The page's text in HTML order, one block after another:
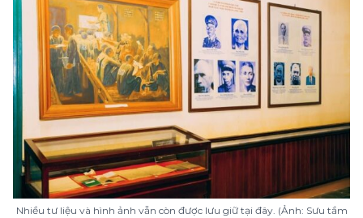
Nhiều tư liệu và hình ảnh vẫn còn được lưu giữ tại đây. (Ảnh: Sưu tầm